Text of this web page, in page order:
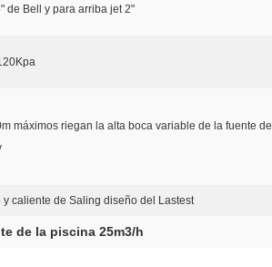
de Bell y para arriba jet 2"
máximos riegan la alta boca variable de la fuente del
y caliente de Saling diseño del Lastest
de la piscina 25m3/h